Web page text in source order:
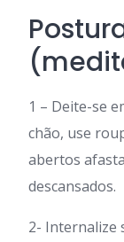
1 – Deite-se
chão, use
abertos
descansados.
2- Internalize